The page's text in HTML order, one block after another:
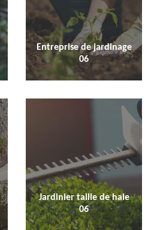
Entreprise de jardinage
06
Jardinier taille de haie
06